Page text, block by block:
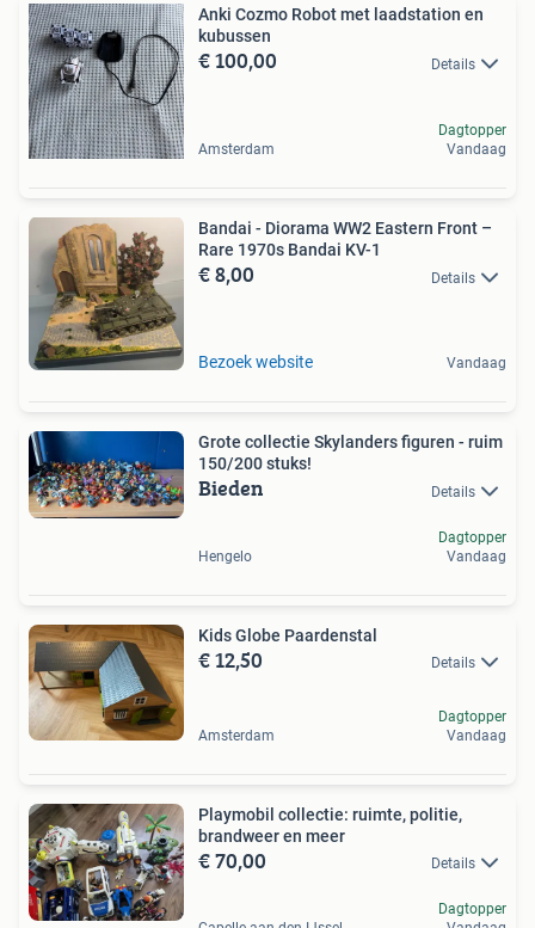
Anki Cozmo Robot met laadstation en
kubussen
€ 100,00 Details
Amsterdam
Dagtopper
Vandaag
Bandai - Diorama WW2 Eastern Front –
Rare 1970s Bandai KV-1
€ 8,00 Details
Bezoek website Vandaag
Grote collectie Skylanders figuren - ruim
150/200 stuks!
Bieden Details
Hengelo
Dagtopper
Vandaag
Kids Globe Paardenstal
€ 12,50 Details
Amsterdam
Dagtopper
Vandaag
Playmobil collectie: ruimte, politie,
brandweer en meer
€ 70,00 Details
Dagtopper